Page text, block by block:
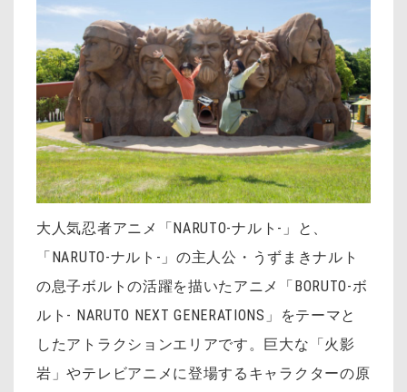
大人気忍者アニメ「NARUTO-ナルト-」と、
「NARUTO-ナルト-」の主人公・うずまきナルト
の息子ボルトの活躍を描いたアニメ「BORUTO-ボ
ルト- NARUTO NEXT GENERATIONS」をテーマと
したアトラクションエリアです。巨大な「火影
岩」やテレビアニメに登場するキャラクターの原